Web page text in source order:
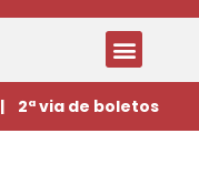
| 2ª via de boletos